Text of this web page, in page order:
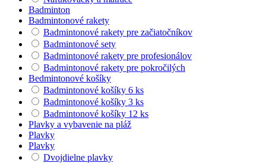
Badminton
Badmintonové rakety
Badmintonové rakety pre začiatočníkov
Badmintonové sety
Badmintonové rakety pre profesionálov
Badmintonové rakety pre pokročilých
Bedmintonové košíky
Badmintonové košíky 6 ks
Badmintonové košíky 3 ks
Badmintonové košíky 12 ks
Plavky a vybavenie na pláž
Plavky
Plavky
Dvojdielne plavky